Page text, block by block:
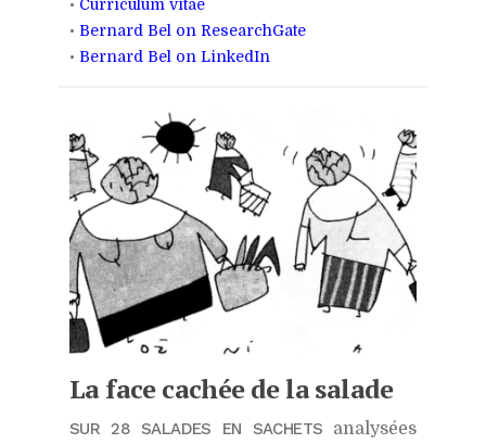
• Curriculum vitae
• Bernard Bel on ResearchGate
• Bernard Bel on LinkedIn
La face cachée de la salade
SUR 28 SALADES EN SACHETS analysées